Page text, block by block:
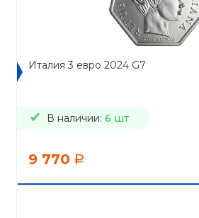
Италия 3 евро 2024 G7
В наличии: 6 шт
9 770 a